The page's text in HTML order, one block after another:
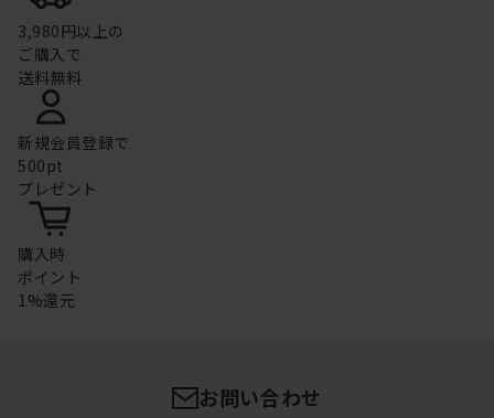
3,980円以上の
ご購入で
送料無料
新規会員登録で
500pt
プレゼント
購入時
ポイント
1%還元
お問い合わせ